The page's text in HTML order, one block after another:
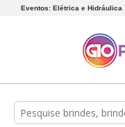
Eventos: Elétrica e Hidráulica